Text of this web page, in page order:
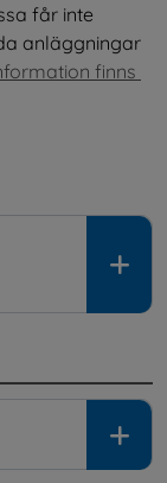
får inte
anläggningar
finns
annan